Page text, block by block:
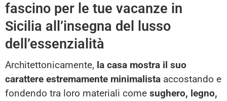
fascino per le tue vacanze in
Sicilia all’insegna del lusso
dell’essenzialità
Architettonicamente, la casa mostra il suo
carattere estremamente minimalista accostando e
fondendo tra loro materiali come sughero, legno,